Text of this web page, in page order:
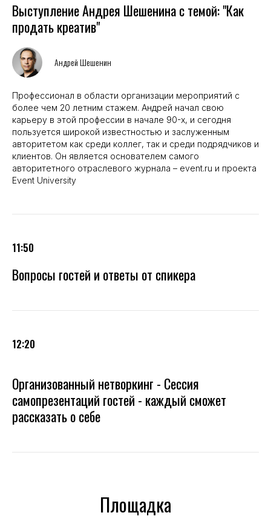
Выступление Андрея Шешенина с темой: "Как
продать креатив"
Андрей Шешенин
Профессионал в области организации мероприятий с
более чем 20 летним стажем. Андрей начал свою
карьеру в этой профессии в начале 90-х, и сегодня
пользуется широкой известностью и заслуженным
авторитетом как среди коллег, так и среди подрядчиков и
клиентов. Он является основателем самого
авторитетного отраслевого журнала – event.ru и проекта
Event University
11:50
Вопросы гостей и ответы от спикера
12:20
Организованный нетворкинг - Сессия
самопрезентаций гостей - каждый сможет
рассказать о себе
Площадка